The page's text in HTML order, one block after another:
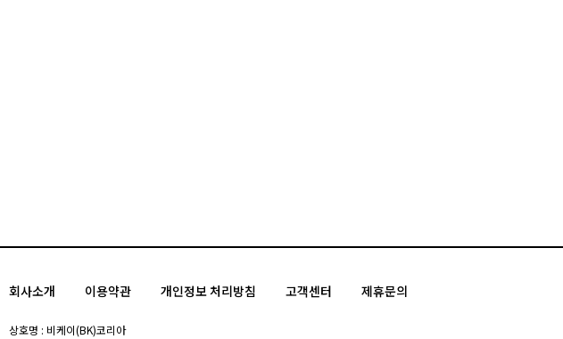
회사소개 이용약관 개인정보 처리방침 고객센터 제휴문의
상호명 : 비케이(BK)코리아